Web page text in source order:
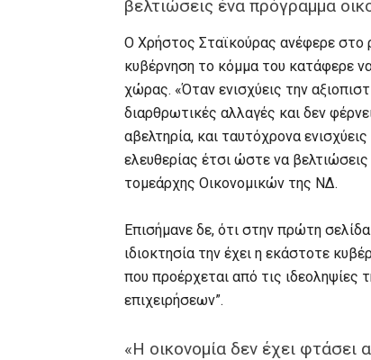
βελτιώσεις ένα πρόγραμμα
Ο Χρήστος Σταϊκούρας ανέφερε
κυβέρνηση το κόμμα του κατάφερε
χώρας. «Όταν ενισχύεις την
διαρθρωτικές αλλαγές και δεν
αβελτηρία, και ταυτόχρονα
ελευθερίας έτσι ώστε να
τομεάρχης Οικονομικών της ΝΔ.
Επισήμανε δε, ότι στην πρώτη
ιδιοκτησία την έχει η εκάστοτε
που προέρχεται από τις ιδεοληψίες
επιχειρήσεων”.
«Η οικονομία δεν έχει